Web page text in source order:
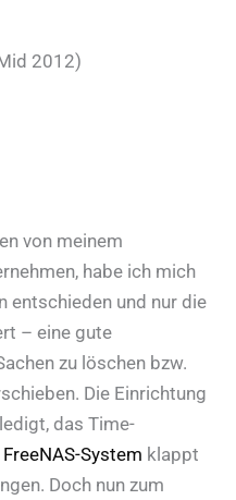
2012)
von meinem
habe ich mich
entschieden und nur die
– eine gute
zu löschen bzw.
Die Einrichtung
das Time-
FreeNAS-System klappt
Doch nun zum